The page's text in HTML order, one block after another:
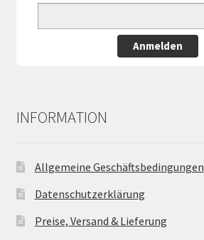
Anmelden
INFORMATION
Allgemeine Geschäftsbedingungen
Datenschutzerklärung
Preise, Versand & Lieferung